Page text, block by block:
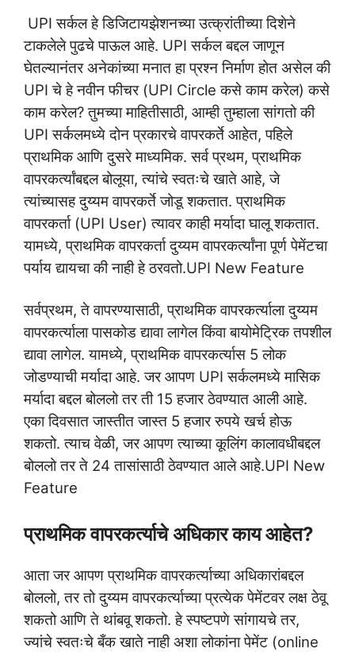
UPI सर्कल हे डिजिटायझेशनच्या उत्क्रांतीच्या दिशेने
टाकलेले पुढचे पाऊल आहे. UPI सर्कल बद्दल जाणून
घेतल्यानंतर अनेकांच्या मनात हा प्रश्न निर्माण होत असेल की
UPI चे हे नवीन फीचर (UPI Circle कसे काम करेल) कसे
काम करेल? तुमच्या माहितीसाठी, आम्ही तुम्हाला सांगतो की
UPI सर्कलमध्ये दोन प्रकारचे वापरकर्ते आहेत, पहिले
प्राथमिक आणि दुसरे माध्यमिक. सर्व प्रथम, प्राथमिक
वापरकर्त्यांबद्दल बोलूया, त्यांचे स्वतःचे खाते आहे, जे
त्यांच्यासह दुय्यम वापरकर्ते जोडू शकतात. प्राथमिक
वापरकर्ता (UPI User) त्यावर काही मर्यादा घालू शकतात.
यामध्ये, प्राथमिक वापरकर्ता दुय्यम वापरकर्त्यांना पूर्ण पेमेंटचा
पर्याय द्यायचा की नाही हे ठरवतो.UPI New Feature
सर्वप्रथम, ते वापरण्यासाठी, प्राथमिक वापरकर्त्याला दुय्यम
वापरकर्त्याला पासकोड द्यावा लागेल किंवा बायोमेट्रिक तपशील
द्यावा लागेल. यामध्ये, प्राथमिक वापरकर्त्यास 5 लोक
जोडण्याची मर्यादा आहे. जर आपण UPI सर्कलमध्ये मासिक
मर्यादा बद्दल बोललो तर ती 15 हजार ठेवण्यात आली आहे.
एका दिवसात जास्तीत जास्त 5 हजार रुपये खर्च होऊ
शकतो. त्याच वेळी, जर आपण त्याच्या कूलिंग कालावधीबद्दल
बोललो तर ते 24 तासांसाठी ठेवण्यात आले आहे.UPI New
Feature
प्राथमिक वापरकर्त्याचे अधिकार काय आहेत?
आता जर आपण प्राथमिक वापरकर्त्याच्या अधिकारांबद्दल
बोललो, तर तो दुय्यम वापरकर्त्याच्या प्रत्येक पेमेंटवर लक्ष ठेवू
शकतो आणि ते थांबवू शकतो. हे स्पष्टपणे सांगायचे तर,
ज्यांचे स्वतःचे बँक खाते नाही अशा लोकांना पेमेंट (online